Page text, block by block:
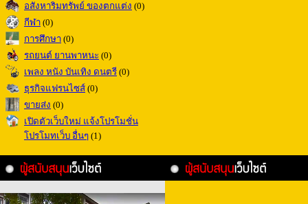
อสังหาริมทรัพย์ ของตกแต่ง (0)
กีฬา (0)
การศึกษา (0)
รถยนต์ ยานพาหนะ (0)
เพลง หนัง บันเทิง ดนตรี (0)
ธุรกิจแฟรนไซส์ (0)
ขายส่ง (0)
เปิดตัวเว็บใหม่ แจ้งโปรโมชั่น
โปรโมทเว็บ อื่นๆ (1)